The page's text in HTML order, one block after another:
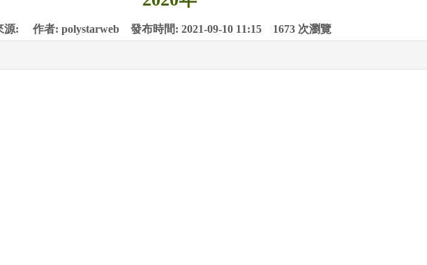
源: 作者: polystarweb 發布時間: 2021-09-10 11:15 1673 次瀏覽